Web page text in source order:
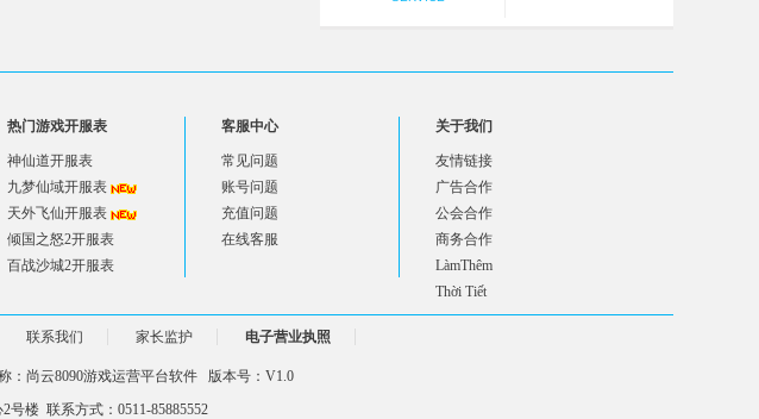
热门游戏开服表
神仙道开服表
九梦仙域开服表
天外飞仙开服表
倾国之怒2开服表
百战沙城2开服表
客服中心
常见问题
账号问题
充值问题
在线客服
关于我们
友情链接
广告合作
公会合作
商务合作
LàmThêm
Thời Tiết
联系我们 家长监护 电子营业执照
：尚云8090游戏运营平台软件 版本号：V1.0
号楼 联系方式：0511-85885552